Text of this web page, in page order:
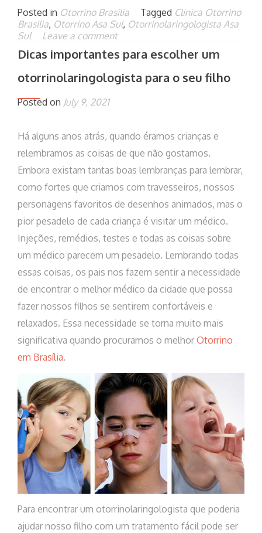
Posted in Otorrino Brasilia Tagged Clinica Otorrino
Brasilia, Otorrino Asa Sul, Otorrinolaringologista Asa
Sul
Leave a comment
Dicas importantes para escolher um
otorrinolaringologista para o seu filho
Posted on July 9, 2021
Há alguns anos atrás, quando éramos crianças e
relembramos as coisas de que não gostamos.
Embora existam tantas boas lembranças para lembrar,
como fortes que criamos com travesseiros, nossos
personagens favoritos de desenhos animados, mas o
pior pesadelo de cada criança é visitar um médico.
Injeções, remédios, testes e todas as coisas sobre
um médico parecem um pesadelo. Lembrando todas
essas coisas, os pais nos fazem sentir a necessidade
de encontrar o melhor médico da cidade que possa
fazer nossos filhos se sentirem confortáveis ​​e
relaxados. Essa necessidade se torna muito mais
significativa quando procuramos o melhor Otorrino
em Brasília.
Para encontrar um otorrinolaringologista que poderia
ajudar nosso filho com um tratamento fácil pode ser